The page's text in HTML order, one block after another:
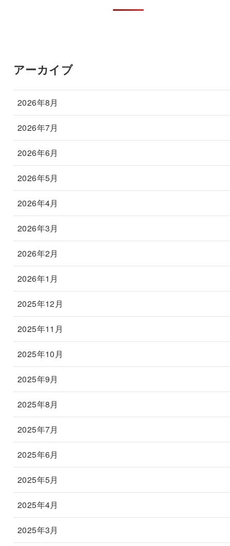
アーカイブ
2026年8月
2026年7月
2026年6月
2026年5月
2026年4月
2026年3月
2026年2月
2026年1月
2025年12月
2025年11月
2025年10月
2025年9月
2025年8月
2025年7月
2025年6月
2025年5月
2025年4月
2025年3月